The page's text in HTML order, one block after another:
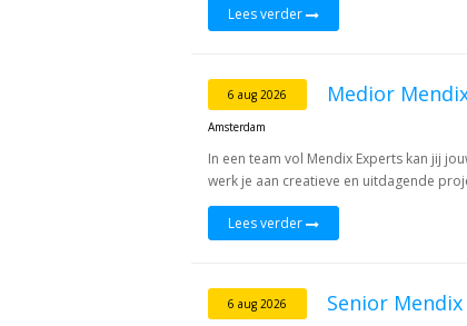
Lees verder
6 aug 2026 Medior
Amsterdam
In een team vol Mendix Experts kan jij
werk je aan creatieve en uitdagende
Lees verder
6 aug 2026 Senior